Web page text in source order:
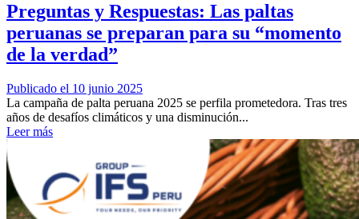
Preguntas y Respuestas: Las paltas
peruanas se preparan para su “momento
de la verdad”
Publicado el 10 junio 2025
La campaña de palta peruana 2025 se perfila prometedora. Tras tres
años de desafíos climáticos y una disminución...
Leer más